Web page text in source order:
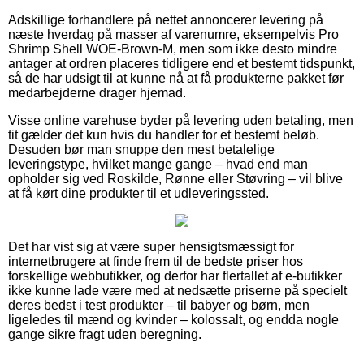
Adskillige forhandlere på nettet annoncerer levering på
næste hverdag på masser af varenumre, eksempelvis Pro
Shrimp Shell WOE-Brown-M, men som ikke desto mindre
antager at ordren placeres tidligere end et bestemt tidspunkt,
så de har udsigt til at kunne nå at få produkterne pakket før
medarbejderne drager hjemad.
Visse online varehuse byder på levering uden betaling, men
tit gælder det kun hvis du handler for et bestemt beløb.
Desuden bør man snuppe den mest betalelige
leveringstype, hvilket mange gange – hvad end man
opholder sig ved Roskilde, Rønne eller Støvring – vil blive
at få kørt dine produkter til et udleveringssted.
Det har vist sig at være super hensigtsmæssigt for
internetbrugere at finde frem til de bedste priser hos
forskellige webbutikker, og derfor har flertallet af e-butikker
ikke kunne lade være med at nedsætte priserne på specielt
deres bedst i test produkter – til babyer og børn, men
ligeledes til mænd og kvinder – kolossalt, og endda nogle
gange sikre fragt uden beregning.